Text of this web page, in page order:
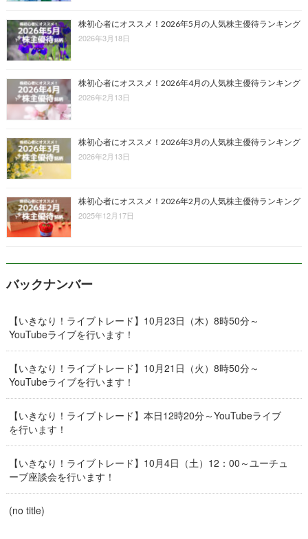
株初心者にオススメ！2026年5月の人気株主優待ランキング
2026年3月18日
株初心者にオススメ！2026年4月の人気株主優待ランキング
2026年2月13日
株初心者にオススメ！2026年3月の人気株主優待ランキング
2026年2月13日
株初心者にオススメ！2026年2月の人気株主優待ランキング
2025年12月17日
バックナンバー
【いきなり！ライブトレード】10月23日（木）8時50分～
YouTubeライブを行います！
【いきなり！ライブトレード】10月21日（火）8時50分～
YouTubeライブを行います！
【いきなり！ライブトレード】本日12時20分～YouTubeライブ
を行います！
【いきなり！ライブトレード】10月4日（土）12：00～ユーチュ
ーブ座談会を行います！
(no title)